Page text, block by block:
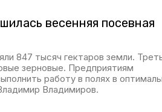
весенняя посевная
847 тысяч гектаров земли.
зерновые. Предприятиям
работу в полях в
Владимиров.